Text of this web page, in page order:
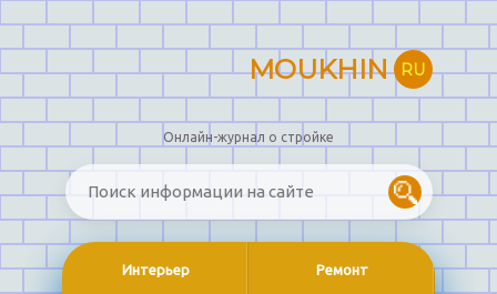
MOUKHIN RU
Онлайн-журнал о стройке
Интерьер Ремонт